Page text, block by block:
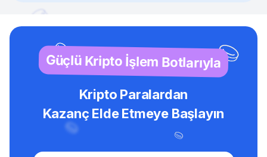
Güçlü Kripto İşlem Botlarıyla
Kripto Paralardan
Kazanç Elde Etmeye Başlayın